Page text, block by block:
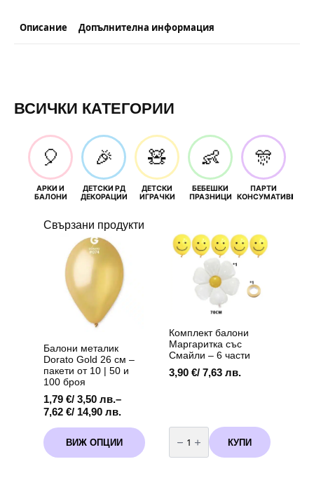
Описание Допълнителна информация
ВСИЧКИ КАТЕГОРИИ
🎈
АРКИ И
БАЛОНИ
🎉
ДЕТСКИ РД
ДЕКОРАЦИИ
🧸
ДЕТСКИ
ИГРАЧКИ
👶
БЕБЕШКИ
ПРАЗНИЦИ
🎊
ПАРТИ
КОНСУМАТИВИ
Свързани продукти
Балони металик
Dorato Gold 26 см –
пакети от 10 | 50 и
100 броя
1,79 €/ 3,50 лв.–
7,62 €/ 14,90 лв.
Price
1,79 €
/
3,50 лв.
ВИЖ ОПЦИИ
This
product
has
Комплект балони
Маргаритка със
Смайли – 6 части
3,90 €/ 7,63 лв.
количество
за
Комплект
балони
КУПИ